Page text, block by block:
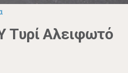
Αλειφωτό